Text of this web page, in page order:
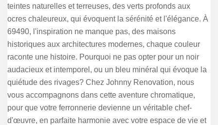
teintes naturelles et terreuses, des verts profonds aux
ocres chaleureux, qui évoquent la sérénité et l'élégance. À
69490, l'inspiration ne manque pas, des maisons
historiques aux architectures modernes, chaque couleur
raconte une histoire. Pourquoi ne pas opter pour un noir
audacieux et intemporel, ou un bleu minéral qui évoque la
quiétude des rivages? Chez Johnny Renovation, nous
vous accompagnons dans cette aventure chromatique,
pour que votre ferronnerie devienne un véritable chef-
d'œuvre, en parfaite harmonie avec votre espace de vie et